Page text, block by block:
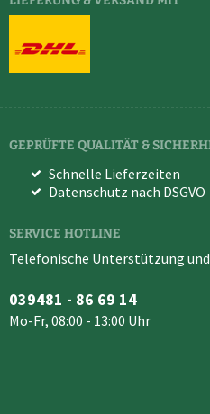
GEPRÜFTE QUALITÄT &
Schnelle Lieferzeiten
Datenschutz nach DSGVO
SERVICE HOTLINE
Telefonische Unterstützung
039481 - 86 69 14
Mo-Fr, 08:00 - 13:00 Uhr